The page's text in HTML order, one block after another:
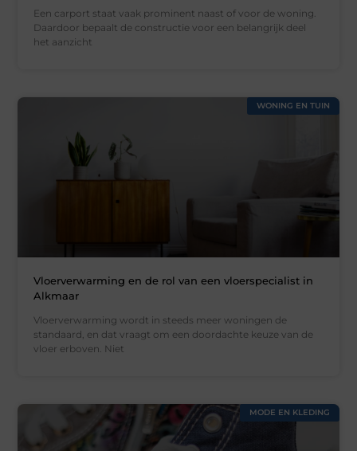
Een carport staat vaak prominent naast of voor de woning.
Daardoor bepaalt de constructie voor een belangrijk deel
het aanzicht
WONING EN TUIN
Vloerverwarming en de rol van een vloerspecialist in
Alkmaar
Vloerverwarming wordt in steeds meer woningen de
standaard, en dat vraagt om een doordachte keuze van de
vloer erboven. Niet
MODE EN KLEDING